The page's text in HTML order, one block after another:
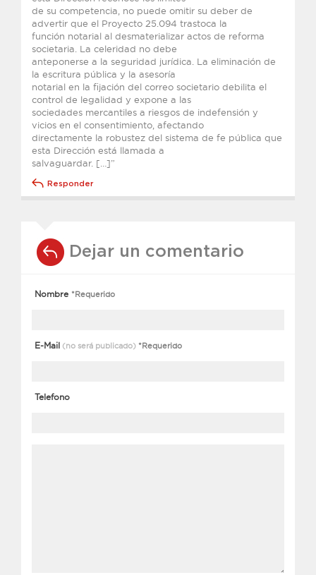
de su competencia, no puede omitir su deber de
advertir que el Proyecto 25.094 trastoca la
función notarial al desmaterializar actos de reforma
societaria. La celeridad no debe
anteponerse a la seguridad jurídica. La eliminación de
la escritura pública y la asesoría
notarial en la fijación del correo societario debilita el
control de legalidad y expone a las
sociedades mercantiles a riesgos de indefensión y
vicios en el consentimiento, afectando
directamente la robustez del sistema de fe pública que
esta Dirección está llamada a
salvaguardar. […]”
Responder
Dejar un comentario
Nombre *Requerido
E-Mail (no será publicado) *Requerido
Telefono